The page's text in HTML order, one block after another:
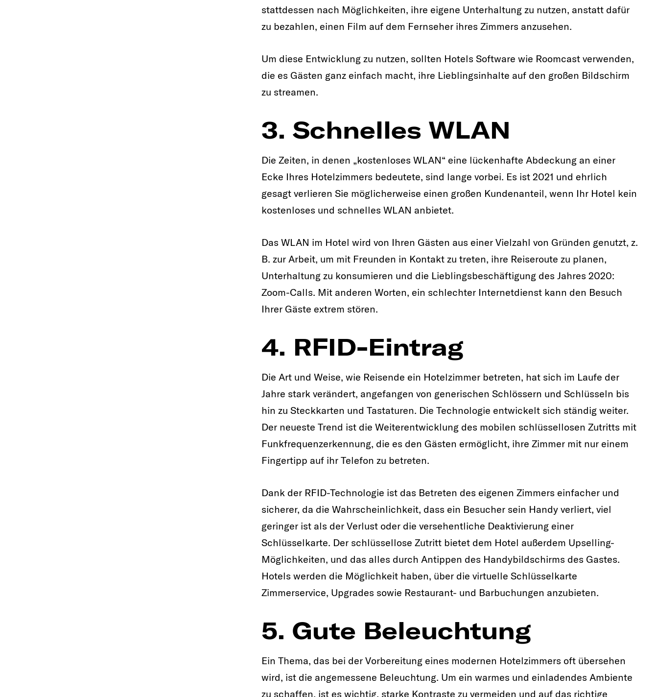
stattdessen nach Möglichkeiten, ihre eigene Unterhaltung zu nutzen, anstatt dafür
zu bezahlen, einen Film auf dem Fernseher ihres Zimmers anzusehen.
Um diese Entwicklung zu nutzen, sollten Hotels Software wie Roomcast verwenden,
die es Gästen ganz einfach macht, ihre Lieblingsinhalte auf den großen Bildschirm
zu streamen.
3. Schnelles WLAN
Die Zeiten, in denen „kostenloses WLAN“ eine lückenhafte Abdeckung an einer
Ecke Ihres Hotelzimmers bedeutete, sind lange vorbei. Es ist 2021 und ehrlich
gesagt verlieren Sie möglicherweise einen großen Kundenanteil, wenn Ihr Hotel kein
kostenloses und schnelles WLAN anbietet.
Das WLAN im Hotel wird von Ihren Gästen aus einer Vielzahl von Gründen genutzt, z.
B. zur Arbeit, um mit Freunden in Kontakt zu treten, ihre Reiseroute zu planen,
Unterhaltung zu konsumieren und die Lieblingsbeschäftigung des Jahres 2020:
Zoom-Calls. Mit anderen Worten, ein schlechter Internetdienst kann den Besuch
Ihrer Gäste extrem stören.
4. RFID-Eintrag
Die Art und Weise, wie Reisende ein Hotelzimmer betreten, hat sich im Laufe der
Jahre stark verändert, angefangen von generischen Schlössern und Schlüsseln bis
hin zu Steckkarten und Tastaturen. Die Technologie entwickelt sich ständig weiter.
Der neueste Trend ist die Weiterentwicklung des mobilen schlüssellosen Zutritts mit
Funkfrequenzerkennung, die es den Gästen ermöglicht, ihre Zimmer mit nur einem
Fingertipp auf ihr Telefon zu betreten.
Dank der RFID-Technologie ist das Betreten des eigenen Zimmers einfacher und
sicherer, da die Wahrscheinlichkeit, dass ein Besucher sein Handy verliert, viel
geringer ist als der Verlust oder die versehentliche Deaktivierung einer
Schlüsselkarte. Der schlüssellose Zutritt bietet dem Hotel außerdem Upselling-
Möglichkeiten, und das alles durch Antippen des Handybildschirms des Gastes.
Hotels werden die Möglichkeit haben, über die virtuelle Schlüsselkarte
Zimmerservice, Upgrades sowie Restaurant- und Barbuchungen anzubieten.
5. Gute Beleuchtung
Ein Thema, das bei der Vorbereitung eines modernen Hotelzimmers oft übersehen
wird, ist die angemessene Beleuchtung. Um ein warmes und einladendes Ambiente
zu schaffen, ist es wichtig, starke Kontraste zu vermeiden und auf das richtige